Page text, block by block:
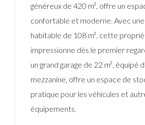
généreux de 420 m², offre un
confortable et moderne. Avec
habitable de 108 m², cette
impressionne dès le premier
un grand garage de 22 m², équipé
mezzanine, offre un espace de
pratique pour les véhicules et
équipements.